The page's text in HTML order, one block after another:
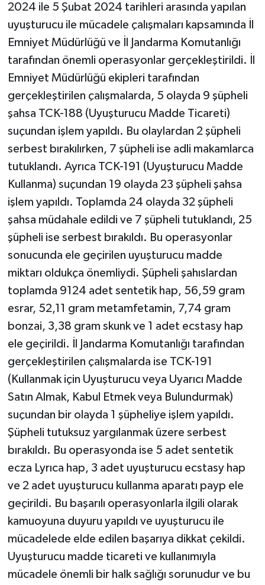
2024 ile 5 Şubat 2024 tarihleri arasında yapılan
uyuşturucu ile mücadele çalışmaları kapsamında İl
Emniyet Müdürlüğü ve İl Jandarma Komutanlığı
tarafından önemli operasyonlar gerçekleştirildi. İl
Emniyet Müdürlüğü ekipleri tarafından
gerçekleştirilen çalışmalarda, 5 olayda 9 şüpheli
şahsa TCK-188 (Uyuşturucu Madde Ticareti)
suçundan işlem yapıldı. Bu olaylardan 2 şüpheli
serbest bırakılırken, 7 şüpheli ise adli makamlarca
tutuklandı. Ayrıca TCK-191 (Uyuşturucu Madde
Kullanma) suçundan 19 olayda 23 şüpheli şahsa
işlem yapıldı. Toplamda 24 olayda 32 şüpheli
şahsa müdahale edildi ve 7 şüpheli tutuklandı, 25
şüpheli ise serbest bırakıldı. Bu operasyonlar
sonucunda ele geçirilen uyuşturucu madde
miktarı oldukça önemliydi. Şüpheli şahıslardan
toplamda 9124 adet sentetik hap, 56,59 gram
esrar, 52,11 gram metamfetamin, 7,74 gram
bonzai, 3,38 gram skunk ve 1 adet ecstasy hap
ele geçirildi. İl Jandarma Komutanlığı tarafından
gerçekleştirilen çalışmalarda ise TCK-191
(Kullanmak için Uyuşturucu veya Uyarıcı Madde
Satın Almak, Kabul Etmek veya Bulundurmak)
suçundan bir olayda 1 şüpheliye işlem yapıldı.
Şüpheli tutuksuz yargılanmak üzere serbest
bırakıldı. Bu operasyonda ise 5 adet sentetik
ecza Lyrıca hap, 3 adet uyuşturucu ecstasy hap
ve 2 adet uyuşturucu kullanma aparatı payp ele
geçirildi. Bu başarılı operasyonlarla ilgili olarak
kamuoyuna duyuru yapıldı ve uyuşturucu ile
mücadelede elde edilen başarıya dikkat çekildi.
Uyuşturucu madde ticareti ve kullanımıyla
mücadele önemli bir halk sağlığı sorunudur ve bu